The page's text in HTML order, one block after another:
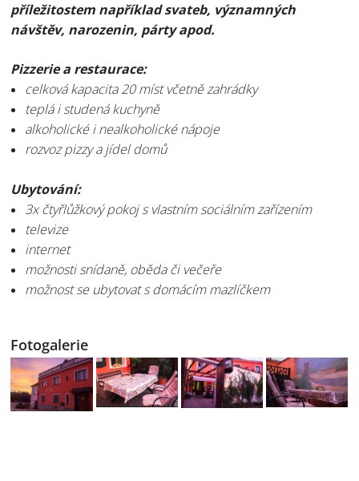
příležitostem například svateb, významných
návštěv, narozenin, párty apod.
Pizzerie a restaurace:
celková kapacita 20 míst včetně zahrádky
teplá i studená kuchyně
alkoholické i nealkoholické nápoje
rozvoz pizzy a jídel domů
Ubytování:
3x čtyřlůžkový pokoj s vlastním sociálním zařízením
televize
internet
možnosti snídaně, oběda či večeře
možnost se ubytovat s domácím mazlíčkem
Fotogalerie